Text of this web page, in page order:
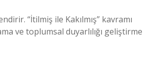
“İtilmiş ile Kakılmış” kavramı
ve toplumsal duyarlılığı geliştirme